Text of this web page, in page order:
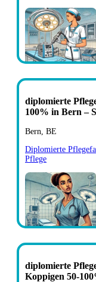
diplomierte
100% in Bern –
Bern, BE
Diplomierte
Pflege
diplomierte
Koppigen 50-